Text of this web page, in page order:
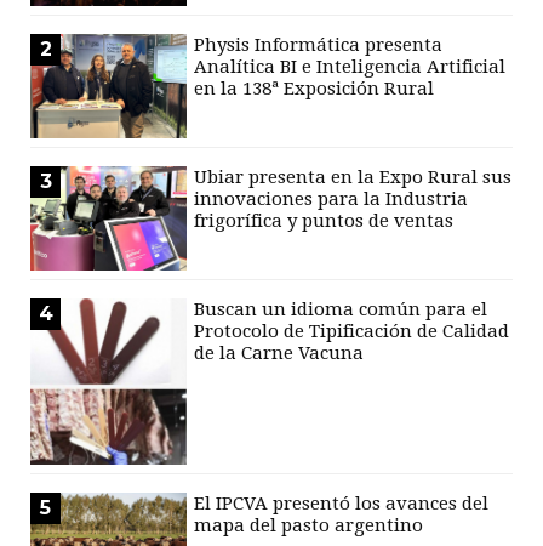
2
Physis Informática presenta
Analítica BI e Inteligencia Artificial
en la 138ª Exposición Rural
3
Ubiar presenta en la Expo Rural sus
innovaciones para la Industria
frigorífica y puntos de ventas
4
Buscan un idioma común para el
Protocolo de Tipificación de Calidad
de la Carne Vacuna
5
El IPCVA presentó los avances del
mapa del pasto argentino